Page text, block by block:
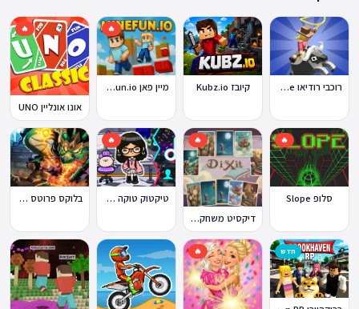
רוכבי רודיאו Rodeo Stampede קיובז Kubz.io
🔥
מיין פאן MineFun.io
🔥
אונו אונליין UNO
🔥
סלופ Slope
🔥
דיקסיט משחק Dixit
🔥
טיקטוק טוקה בוקה בלוקס פרוטס Blox Fruits
חדש 🔥